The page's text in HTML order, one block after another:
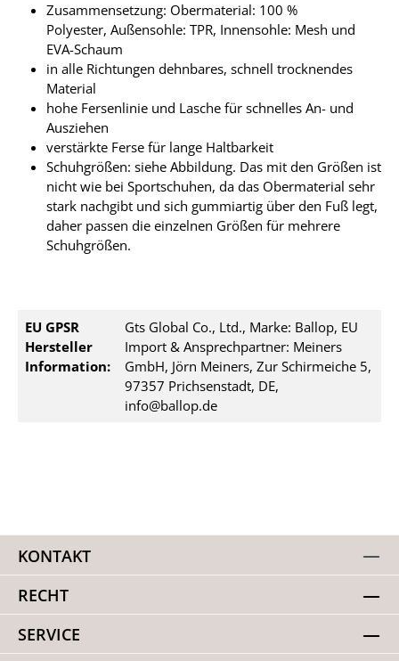
Zusammensetzung: Obermaterial: 100 %
Polyester, Außensohle: TPR, Innensohle: Mesh und
EVA-Schaum
in alle Richtungen dehnbares, schnell trocknendes
Material
hohe Fersenlinie und Lasche für schnelles An- und
Ausziehen
verstärkte Ferse für lange Haltbarkeit
Schuhgrößen: siehe Abbildung. Das mit den Größen ist
nicht wie bei Sportschuhen, da das Obermaterial sehr
stark nachgibt und sich gummiartig über den Fuß legt,
daher passen die einzelnen Größen für mehrere
Schuhgrößen.
EU GPSR
Hersteller
Information:
Gts Global Co., Ltd., Marke: Ballop, EU
Import & Ansprechpartner: Meiners
GmbH, Jörn Meiners, Zur Schirmeiche 5,
97357 Prichsenstadt, DE,
info@ballop.de
KONTAKT
RECHT
SERVICE